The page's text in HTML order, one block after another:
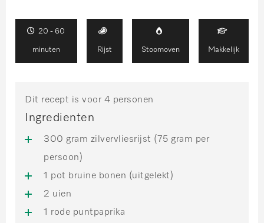
20 - 60
minuten Rijst Stoomoven Makkelijk
Dit recept is voor 4 personen
Ingredienten
300 gram zilvervliesrijst (75 gram per
persoon)
1 pot bruine bonen (uitgelekt)
2 uien
1 rode puntpaprika